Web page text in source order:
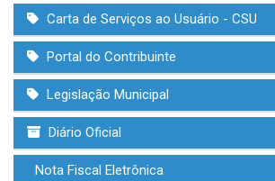
Carta de Serviços ao Usuário - CSU
Portal do Contribuinte
Legislação Municipal
Diário Oficial
Nota Fiscal Eletrônica